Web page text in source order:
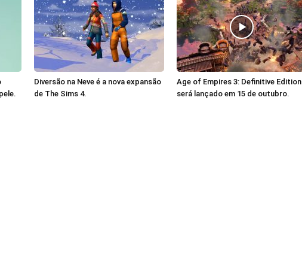
Diversão na Neve é a nova expansão
de The Sims 4.
Age of Empires 3: Definitive Edition
será lançado em 15 de outubro.